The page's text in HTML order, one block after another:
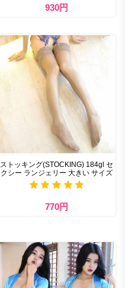
930円
ストッキング(STOCKING) 184gl セ
クシー ランジェリー 大きい サイズ
770円